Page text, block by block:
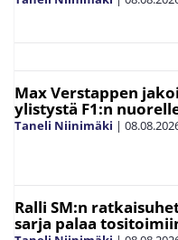
Max Verstappen
ylistystä F1:n
Taneli Niinimäki |
Ralli SM:n
sarja palaa